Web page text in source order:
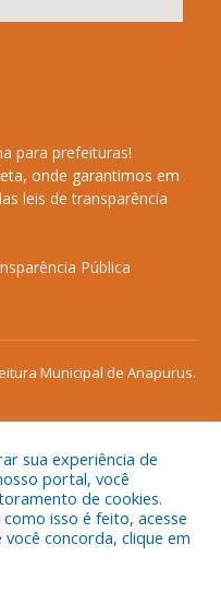
para prefeituras!
onde garantimos em
leis de transparência
Pública
Municipal de Anapurus.
Administrativa
sua experiência de
portal, você
de cookies.
isso é feito, acesse
você concorda, clique em